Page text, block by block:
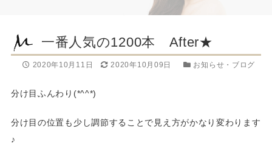
一番人気の1200本 After★
お知らせ・ブログ
2020年10月11日 2020年10月09日
分け目ふんわり(*^^*)
分け目の位置も少し調節することで見え方がかなり変わります
♪